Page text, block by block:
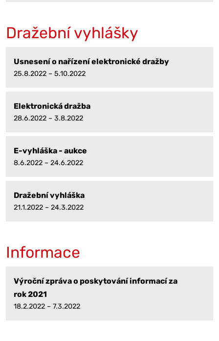
Dražební vyhlášky
Usnesení o nařízení elektronické dražby
25.8.2022 – 5.10.2022
Elektronická dražba
28.6.2022 – 3.8.2022
E-vyhláška - aukce
8.6.2022 – 24.6.2022
Dražební vyhláška
21.1.2022 – 24.3.2022
Informace
Výroční zpráva o poskytování informací za
rok 2021
18.2.2022 – 7.3.2022